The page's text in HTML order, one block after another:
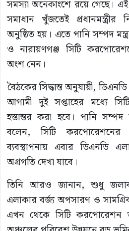
সমস্যা অনেকাংশে রয়ে গেছে। এই
সমাধান খুঁজতেই প্রধানমন্ত্রীর
অনুষ্ঠিত হয়। এতে পানি সম্পদ
ও নারায়ণগঞ্জ সিটি
অংশ নেন।
বৈঠকের সিদ্ধান্ত অনুযায়ী,
আগামী দুই সপ্তাহের মধ্যে
হস্তান্তর করা হবে। পানি
বলেন, সিটি
ব্যবস্থাপনায় এবার ডিএনডি
অগ্রগতি দেখা যাবে।
তিনি আরও জানান, শুধু
এলাকার বর্জ্য অপসারণ ও
এখন থেকে সিটি করপোরেশন